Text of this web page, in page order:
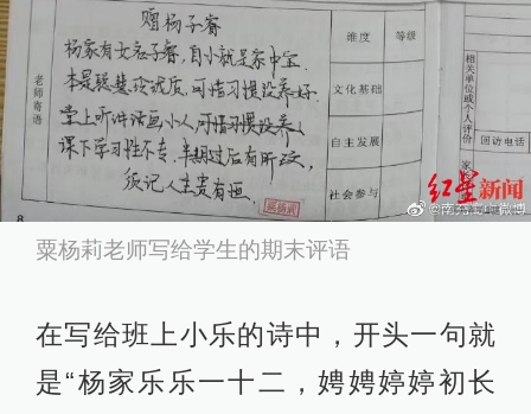
粟杨莉老师写给学生的期末评语
在写给班上小乐的诗中，开头一句就
是“杨家乐乐一十二，娉娉婷婷初长